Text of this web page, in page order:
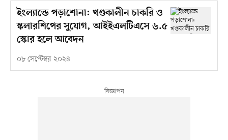
ইংল্যান্ডে পড়াশোনা: খণ্ডকালীন চাকরি ও
স্কলারশিপের সুযোগ, আইইএলটিএসে ৬.৫
স্কোর হলে আবেদন
০৮ সেপ্টেম্বর ২০২৪